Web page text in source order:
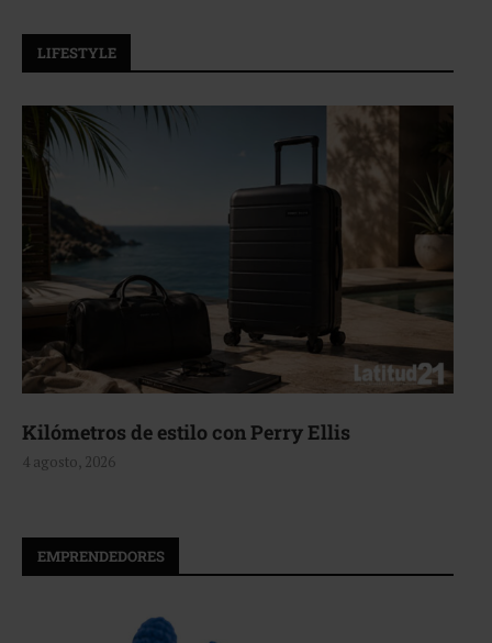
LIFESTYLE
Aerie, texturas que fluyen
4 agosto, 2026
EMPRENDEDORES